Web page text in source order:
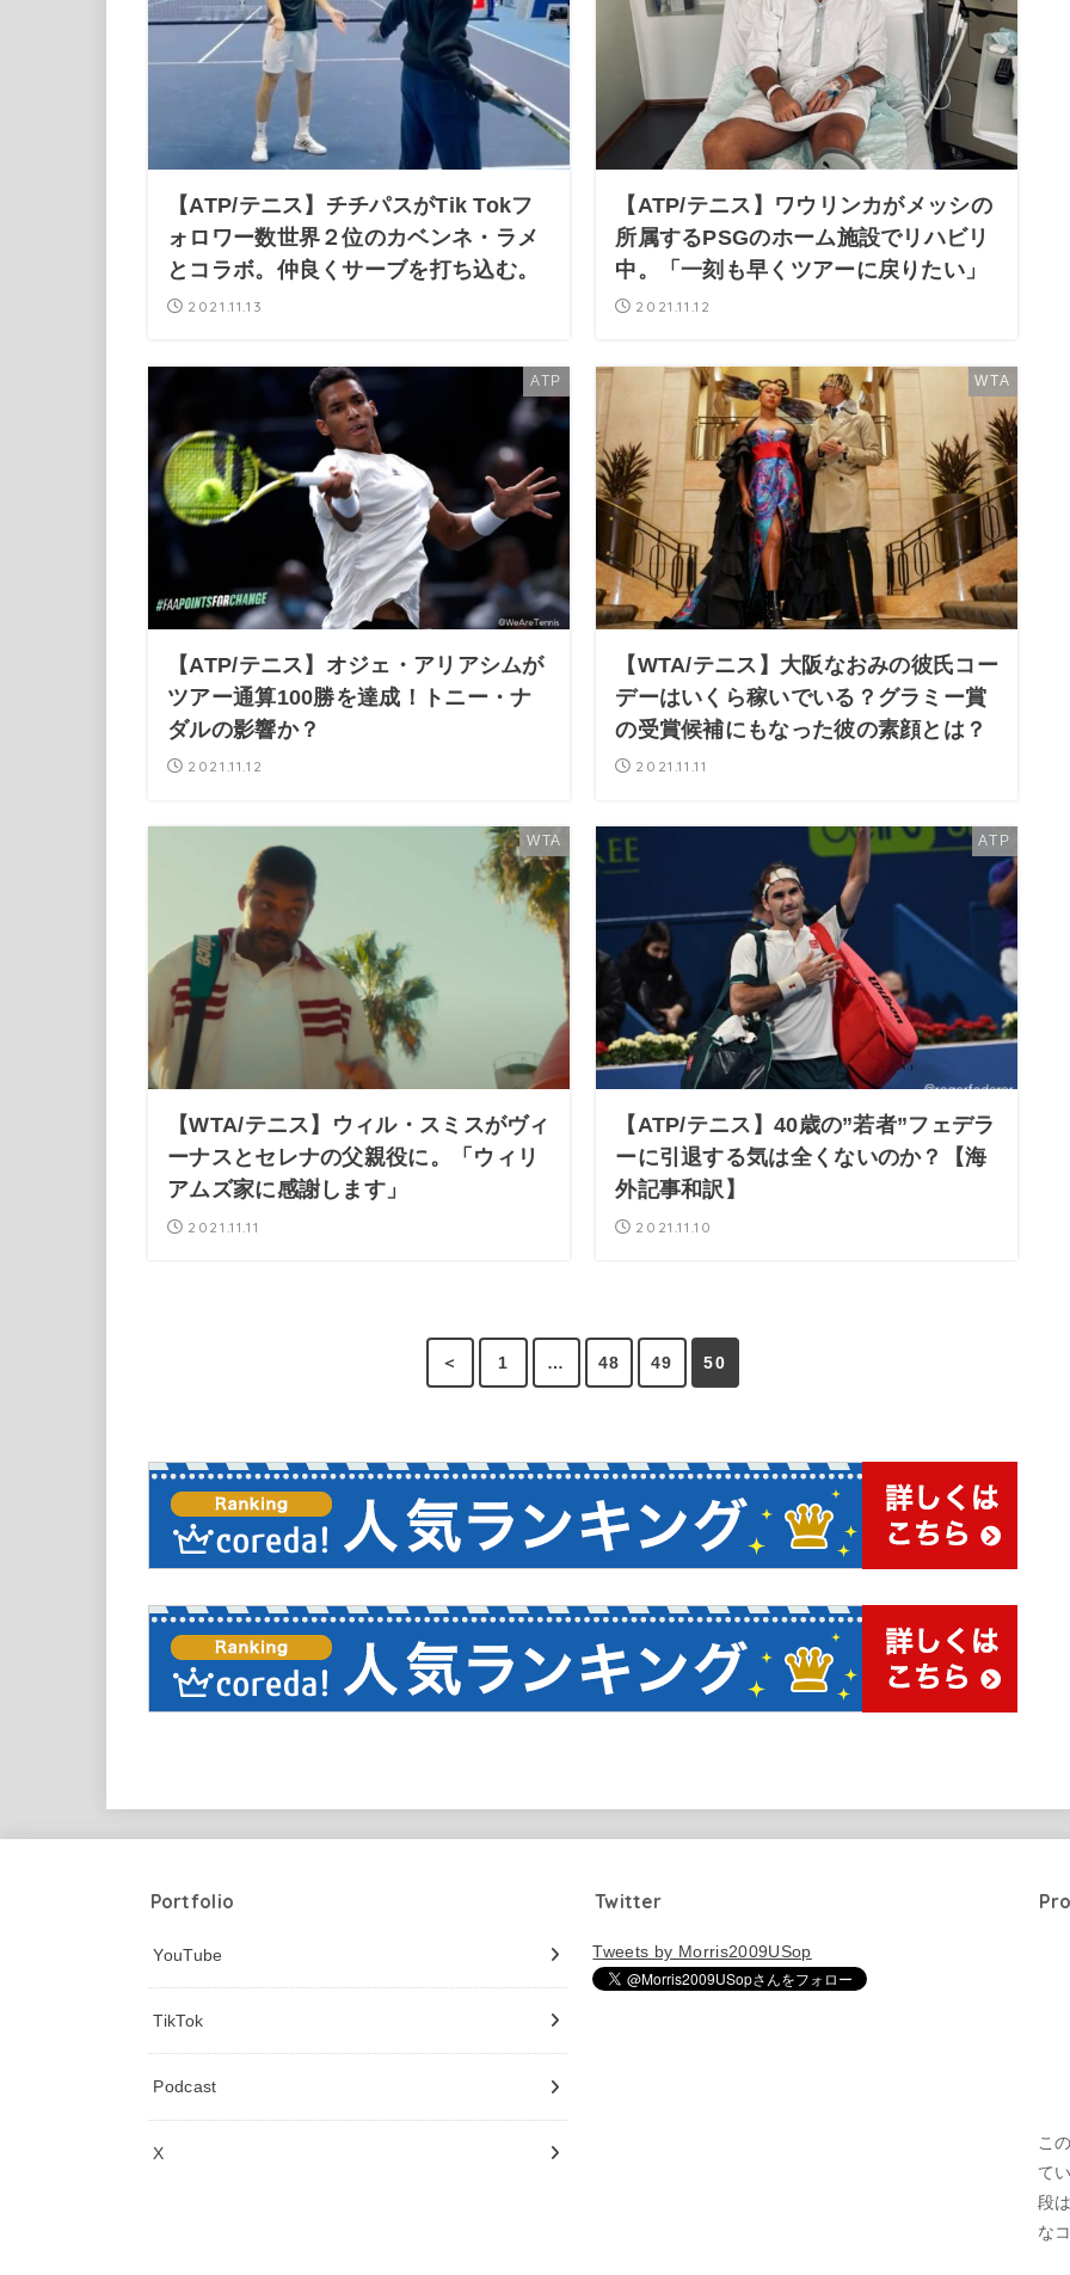
【ATP/テニス】チチパスがTik Tokフ
ォロワー数世界２位のカベンネ・ラメ
とコラボ。仲良くサーブを打ち込む。
2021.11.13
【ATP/テニス】ワウリンカがメッシの
所属するPSGのホーム施設でリハビリ
中。「一刻も早くツアーに戻りたい」
2021.11.12
ATP
【ATP/テニス】オジェ・アリアシムが
ツアー通算100勝を達成！トニー・ナ
ダルの影響か？
2021.11.12
WTA
【WTA/テニス】大阪なおみの彼氏コー
デーはいくら稼いでいる？グラミー賞
の受賞候補にもなった彼の素顔とは？
2021.11.11
WTA
【WTA/テニス】ウィル・スミスがヴィ
ーナスとセレナの父親役に。「ウィリ
アムズ家に感謝します」
2021.11.11
ATP
【ATP/テニス】40歳の”若者”フェデラ
ーに引退する気は全くないのか？【海
外記事和訳】
2021.11.10
＜ 1 … 48 49 50
Portfolio
YouTube
TikTok
Podcast
X
Twitter
Tweets by Morris2009USop
こ
て
段
な